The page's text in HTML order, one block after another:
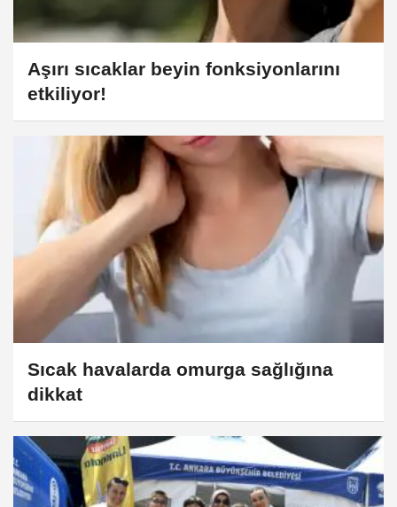
Aşırı sıcaklar beyin fonksiyonlarını
etkiliyor!
Sıcak havalarda omurga sağlığına
dikkat